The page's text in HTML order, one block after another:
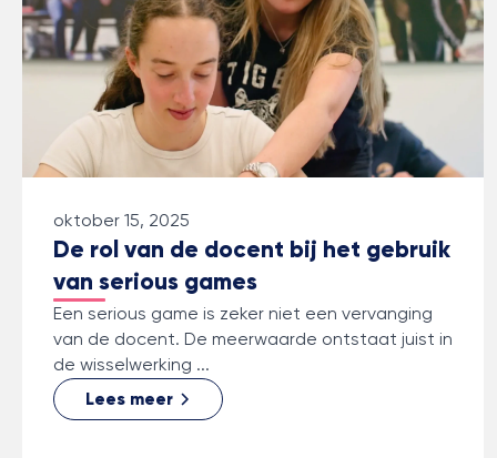
oktober 15, 2025
De rol van de docent bij het gebruik
van serious games
Een serious game is zeker niet een vervanging
van de docent. De meerwaarde ontstaat juist in
de wisselwerking ...
Lees meer